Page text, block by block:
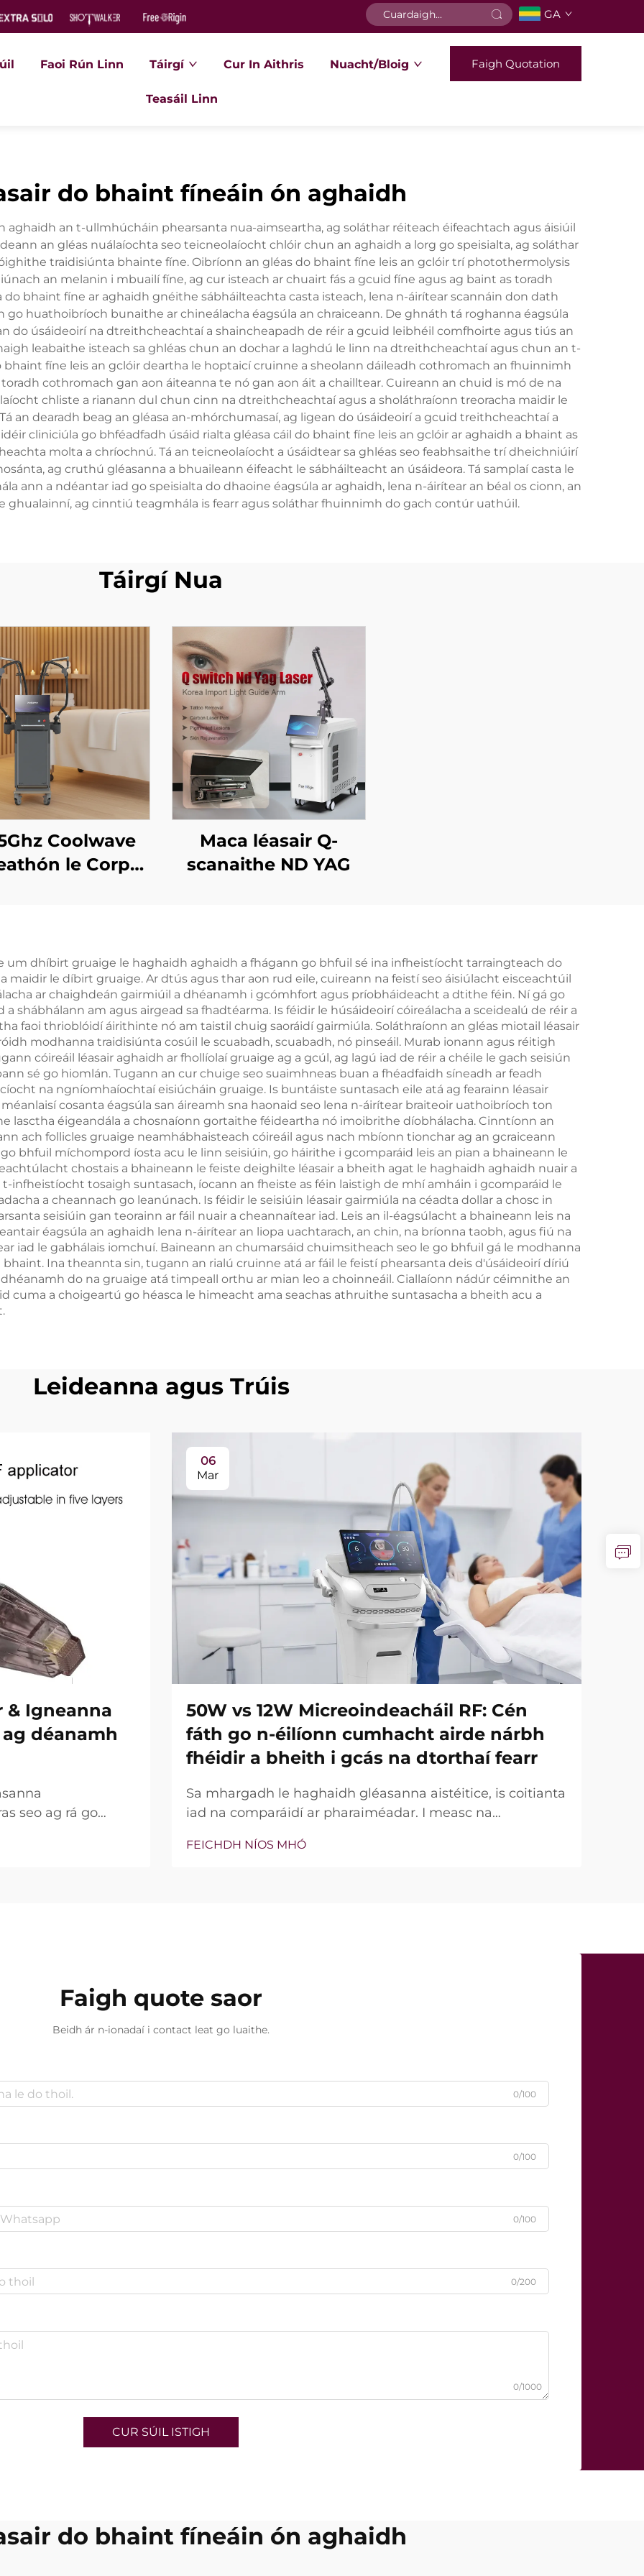
GA
Faoi Rún Linn Táirgí Cur In Aithris Nuacht/Bloig
Teasáil Linn
Faigh Quotation
do bhaint fíneáin ón aghaidh
aghaidh an t-ullmhúcháin phearsanta nua-aimseartha, ag soláthar réiteach éifeachtach agus áisiúil
an gléas nuálaíochta seo teicneolaíocht chlóir chun an aghaidh a lorg go speisialta, ag soláthar
traidisiúnta bhainte fíne. Oibríonn an gléas do bhaint fíne leis an gclóir trí photothermolysis
an melanin i mbuailí fíne, ag cur isteach ar chuairt fás a gcuid fíne agus ag baint as toradh
bhaint fíne ar aghaidh gnéithe sábháilteachta casta isteach, lena n-áirítear scannáin don dath
huathoibríoch bunaithe ar chineálacha éagsúla an chraiceann. De ghnáth tá roghanna éagsúla
do úsáideoirí na dtreithcheachtaí a shaincheapadh de réir a gcuid leibhéil comfhoirte agus tiús an
leabaithe isteach sa ghléas chun an dochar a laghdú le linn na dtreithcheachtaí agus chun an t-
bhaint fíne leis an gclóir deartha le hoptaicí cruinne a sheolann dáileadh cothromach an fhuinnimh
cothromach gan aon áiteanna te nó gan aon áit a chailltear. Cuireann an chuid is mó de na
chliste a rianann dul chun cinn na dtreithcheachtaí agus a sholáthraíonn treoracha maidir le
an dearadh beag an gléasa an-mhórchumasaí, ag ligean do úsáideoirí a gcuid treithcheachtaí a
cliniciúla go bhféadfadh úsáid rialta gléasa cáil do bhaint fíne leis an gclóir ar aghaidh a bhaint as
molta a chríochnú. Tá an teicneolaíocht a úsáidtear sa ghléas seo feabhsaithe trí dheichniúirí
ag cruthú gléasanna a bhuaileann éifeacht le sábháilteacht an úsáideora. Tá samplaí casta le
ann a ndéantar iad go speisialta do dhaoine éagsúla ar aghaidh, lena n-áirítear an béal os cionn, an
ghualainní, ag cinntiú teagmhála is fearr agus soláthar fhuinnimh do gach contúr uathúil.
Táirgí Nua
Coolwave
le Corpas
Raidi-
Aghaidh
haghaidh
Caillteanais
Glanadh
Corpais
Maca léasair Q-
scanaithe ND YAG
um dhíbirt gruaige le haghaidh aghaidh a fhágann go bhfuil sé ina infheistíocht tarraingteach do
maidir le díbirt gruaige. Ar dtús agus thar aon rud eile, cuireann na feistí seo áisiúlacht eisceachtúil
ar chaighdeán gairmiúil a dhéanamh i gcómhfort agus príobháideacht a dtithe féin. Ní gá go
shábhálann am agus airgead sa fhadtéarma. Is féidir le húsáideoirí cóireálacha a sceidealú de réir a
faoi thrioblóidí áirithinte nó am taistil chuig saoráidí gairmiúla. Soláthraíonn an gléas miotail léasair
modhanna traidisiúnta cosúil le scuabadh, scuabadh, nó pinseáil. Murab ionann agus réitigh
cóireáil léasair aghaidh ar fhollíolaí gruaige ag a gcúl, ag lagú iad de réir a chéile le gach seisiún
sé go hiomlán. Tugann an cur chuige seo suaimhneas buan a fhéadfaidh síneadh ar feadh
na ngníomhaíochtaí eisiúcháin gruaige. Is buntáiste suntasach eile atá ag fearainn léasair
cosanta éagsúla san áireamh sna haonaid seo lena n-áirítear braiteoir uathoibríoch ton
lasctha éigeandála a chosnaíonn gortaithe féideartha nó imoibrithe díobhálacha. Cinntíonn an
ach follicles gruaige neamhábhaisteach cóireáil agus nach mbíonn tionchar ag an gcraiceann
bhfuil míchompord íosta acu le linn seisiúin, go háirithe i gcomparáid leis an pian a bhaineann le
chostais a bhaineann le feiste deighilte léasair a bheith agat le haghaidh aghaidh nuair a
infheistíocht tosaigh suntasach, íocann an fheiste as féin laistigh de mhí amháin i gcomparáid le
a cheannach go leanúnach. Is féidir le seisiúin léasair gairmiúla na céadta dollar a chosc in
seisiúin gan teorainn ar fáil nuair a cheannaítear iad. Leis an il-éagsúlacht a bhaineann leis na
éagsúla an aghaidh lena n-áirítear an liopa uachtarach, an chin, na bríonna taobh, agus fiú na
iad le gabhálais iomchuí. Baineann an chumarsáid chuimsitheach seo le go bhfuil gá le modhanna
Ina theannta sin, tugann an rialú cruinne atá ar fáil le feistí phearsanta deis d'úsáideoirí díriú
do na gruaige atá timpeall orthu ar mian leo a choinneáil. Ciallaíonn nádúr céimnithe an
cuma a choigeartú go héasca le himeacht ama seachas athruithe suntasacha a bheith acu a
Leideanna agus Trúis
& Igneanna
déanamh
seo ag rá go
seo ann nó
06
Mar
50W vs 12W Micreoindeacháil RF: Cén
fáth go n-éilíonn cumhacht airde nárbh
fhéidir a bheith i gcás na dtorthaí fearr
Sa mhargadh le haghaidh gléasanna aistéitice, is coitianta
iad na comparáidí ar pharaiméadar. I measc na
bhfocal mar phointe táirgeachta tábhachtach. Áfach, ó
FEICHDH NÍOS MHÓ
Faigh quote saor
Beidh ár n-ionadaí i contact leat go luaithe.
0/100
0/100
0/100
0/200
0/1000
CUR SÚIL ISTIGH
do bhaint fíneáin ón aghaidh